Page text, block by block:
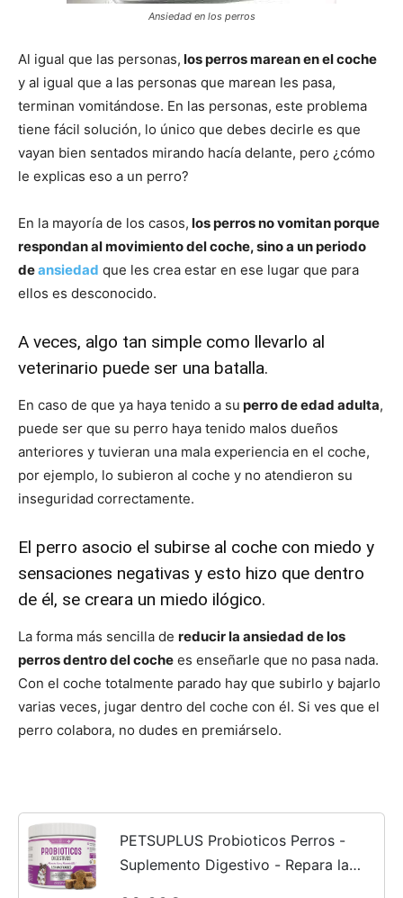
de
Cachorros
Ansiedad en los perros
Al igual que las personas, los perros marean en el coche
y al igual que a las personas que marean les pasa,
terminan vomitándose. En las personas, este problema
tiene fácil solución, lo único que debes decirle es que
vayan bien sentados mirando hacía delante, pero ¿cómo
le explicas eso a un perro?
En la mayoría de los casos, los perros no vomitan porque
respondan al movimiento del coche, sino a un periodo
deansiedad que les crea estar en ese lugar que para
ellos es desconocido.
A veces, algo tan simple como llevarlo al
veterinario puede ser una batalla.
En caso de que ya haya tenido a su perro de edad adulta,
puede ser que su perro haya tenido malos dueños
anteriores y tuvieran una mala experiencia en el coche,
por ejemplo, lo subieron al coche y no atendieron su
inseguridad correctamente.
El perro asocio el subirse al coche con miedo y
sensaciones negativas y esto hizo que dentro
de él, se creara un miedo ilógico.
La forma más sencilla de reducir la ansiedad de los
perros dentro del coche es enseñarle que no pasa nada.
Con el coche totalmente parado hay que subirlo y bajarlo
varias veces, jugar dentro del coche con él. Si ves que el
perro colabora, no dudes en premiárselo.
PETSUPLUS Probioticos Perros -
Suplemento Digestivo - Repara la